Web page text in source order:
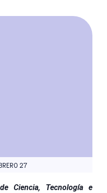
27
Ciencia, Tecnología e